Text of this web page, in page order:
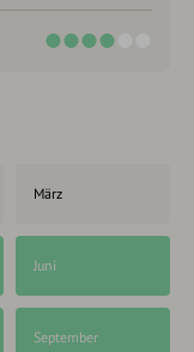
März
Juni
September